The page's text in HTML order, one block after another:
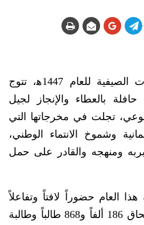
مع اقتراب اختتام الدورات الصيفية للعام 1447ه‍، تتوج
بالعطاء والإنجاز لجيل
تجلت في مخرجاتها التي
وشموخ الانتماء الوطني،
ومنهجه والقادر على حمل
العام حضوراً لافتاً وتفاعلاً
مجتمعياً واسعاً، ترجمه التحاق 186 ألفاً و868 طالباً وطالبة